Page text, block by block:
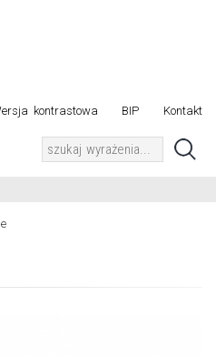
kontrastowa BIP Kontakt